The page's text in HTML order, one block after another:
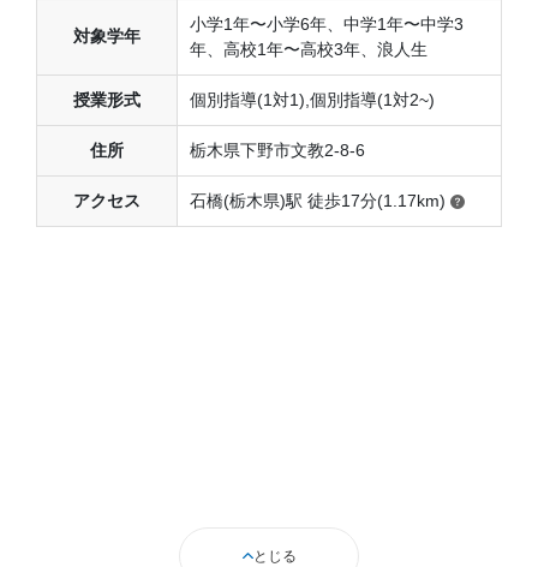
対象学年
小学1年〜小学6年、中学1年〜中学3
年、高校1年〜高校3年、浪人生
授業形式 個別指導(1対1),個別指導(1対2~)
住所 栃木県下野市文教2-8-6
アクセス 石橋(栃木県)駅 徒歩17分(1.17km)
とじる